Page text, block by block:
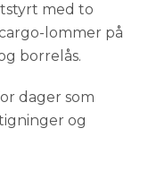
med to
lommer på
borrelås.
dager som
og